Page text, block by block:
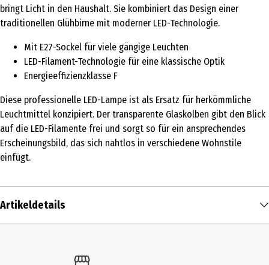
bringt Licht in den Haushalt. Sie kombiniert das Design einer
traditionellen Glühbirne mit moderner LED-Technologie.
Mit E27-Sockel für viele gängige Leuchten
LED-Filament-Technologie für eine klassische Optik
Energieeffizienzklasse F
Diese professionelle LED-Lampe ist als Ersatz für herkömmliche
Leuchtmittel konzipiert. Der transparente Glaskolben gibt den Blick
auf die LED-Filamente frei und sorgt so für ein ansprechendes
Erscheinungsbild, das sich nahtlos in verschiedene Wohnstile
einfügt.
Artikeldetails